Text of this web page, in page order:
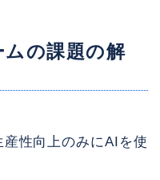
の課題の解
産性向上のみにAIを使